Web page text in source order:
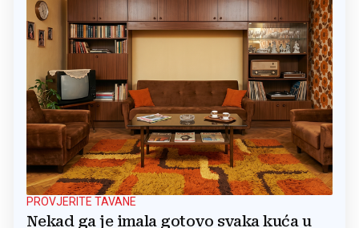
PROVJERITE TAVANE
Nekad ga je imala gotovo svaka kuća u